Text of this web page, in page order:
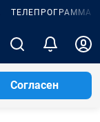
ТЕЛЕПРОГРАММА
Согласен